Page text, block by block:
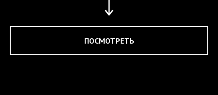
ПОСМОТРЕТЬ